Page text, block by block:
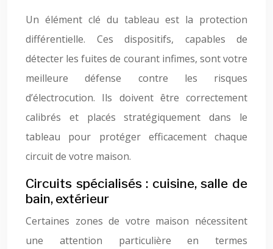
Un élément clé du tableau est la protection
différentielle. Ces dispositifs, capables de
détecter les fuites de courant infimes, sont votre
meilleure défense contre les risques
d’électrocution. Ils doivent être correctement
calibrés et placés stratégiquement dans le
tableau pour protéger efficacement chaque
circuit de votre maison.
Circuits spécialisés : cuisine, salle de
bain, extérieur
Certaines zones de votre maison nécessitent
une attention particulière en termes